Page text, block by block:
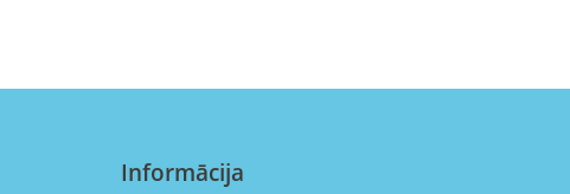
Informācija